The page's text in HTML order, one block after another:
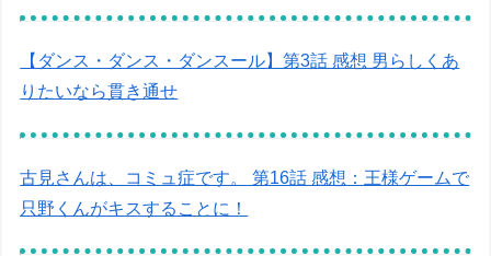
【ダンス・ダンス・ダンスール】第3話 感想 男らしくあ
りたいなら貫き通せ
古見さんは、コミュ症です。 第16話 感想：王様ゲームで
只野くんがキスすることに！